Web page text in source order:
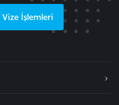
Vize İşlemleri